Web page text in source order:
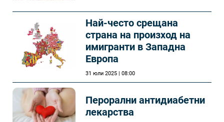
Най-често срещана
страна на произход на
имигранти в Западна
Европа
31 юли 2025 | 08:00
Перорални антидиабетни
лекарства